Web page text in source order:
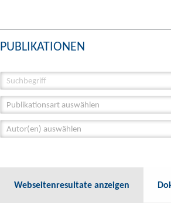
PUBLIKATIONEN
Publikationsart auswählen
Autor(en) auswählen
Webseitenresultate anzeigen